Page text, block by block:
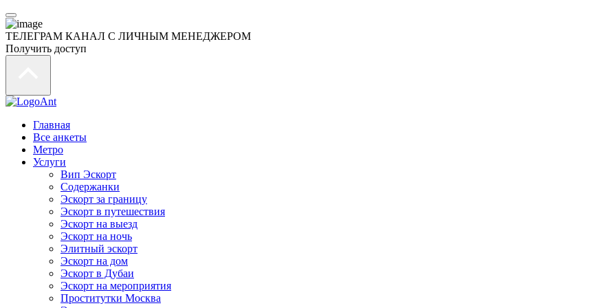
ТЕЛЕГРАМ КАНАЛ С ЛИЧНЫМ МЕНЕДЖЕРОМ
Получить доступ
Главная
Все анкеты
Метро
Услуги
Вип Эскорт
Содержанки
Эскорт за границу
Эскорт в путешествия
Эскорт на выезд
Эскорт на ночь
Элитный эскорт
Эскорт на дом
Эскорт в Дубаи
Эскорт на мероприятия
Проститутки Москва